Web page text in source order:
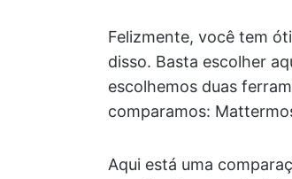
Felizmente, você tem
disso. Basta escolher
escolhemos duas
comparamos:
Aqui está uma